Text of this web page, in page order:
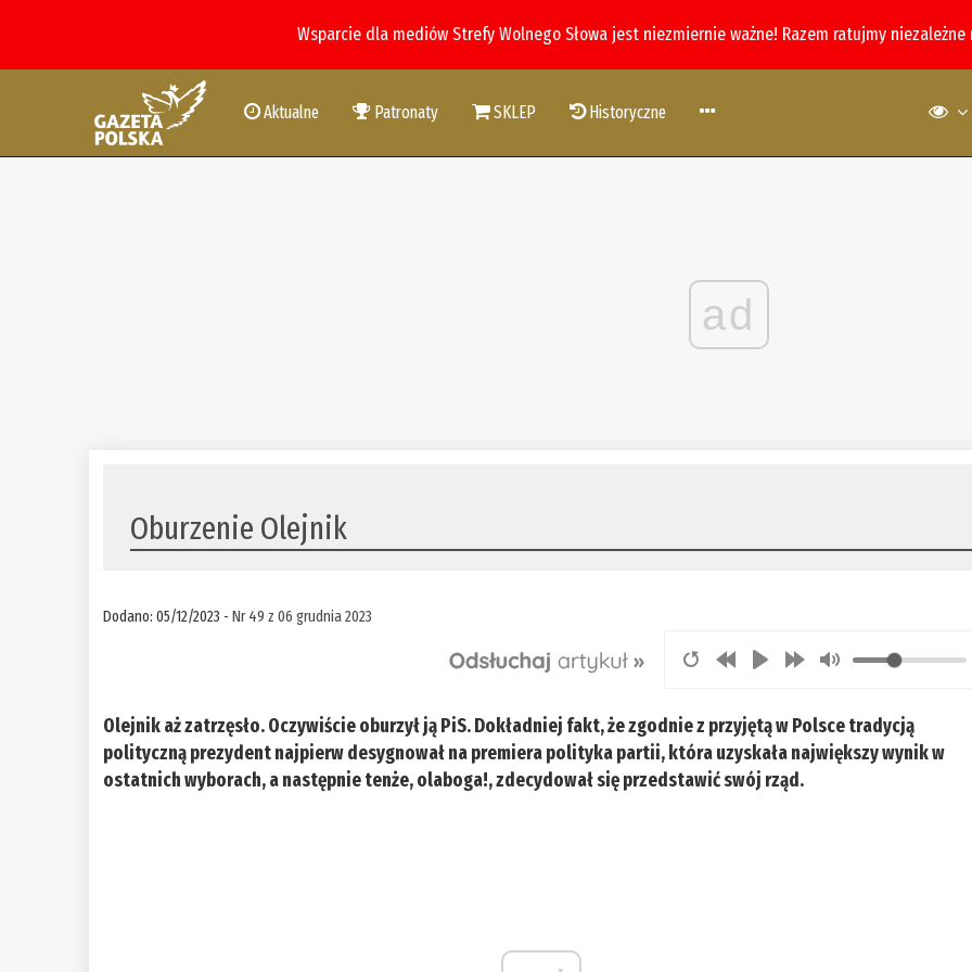
Wsparcie dla mediów Strefy Wolnego Słowa jest niezmiernie ważne! Razem ratujmy
Aktualne Patronaty SKLEP Historyczne
ad
Oburzenie Olejnik
Dodano: 05/12/2023 -Nr 49 z 06 grudnia 2023
Olejnik aż zatrzęsło. Oczywiście oburzył ją PiS. Dokładniej fakt, że zgodnie z przyjętą w Polsce tradycją
polityczną prezydent najpierw desygnował na premiera polityka partii, która uzyskała największy wynik w
ostatnich wyborach, a następnie tenże, olaboga!, zdecydował się przedstawić swój rząd.